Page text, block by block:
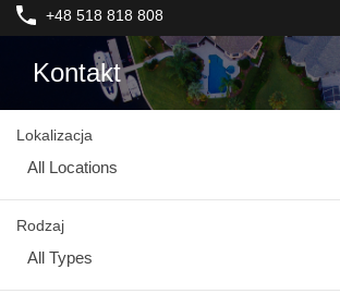
+48 518 818 808
Kontakt
Lokalizacja
All Locations
Rodzaj
All Types